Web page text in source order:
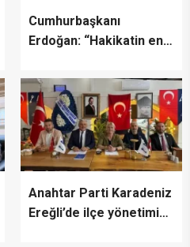
Cumhurbaşkanı
Erdoğan: “Hakikatin en
dönemden geçiyoruz”
Anahtar Parti Karadeniz
Ereğli’de ilçe yönetimini